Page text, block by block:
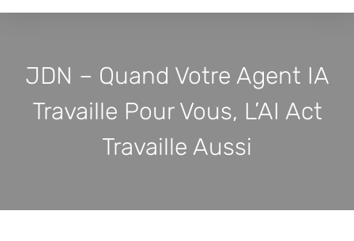
JDN – Quand Votre Agent IA
Travaille Pour Vous, L’AI Act
Travaille Aussi